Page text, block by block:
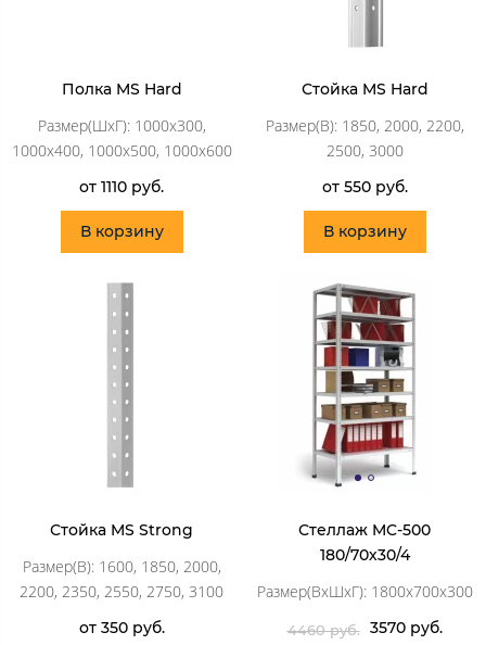
Полка MS Hard
Размер(ШхГ): 1000x300,
1000x400, 1000x500, 1000x600
от 1110 руб.
В корзину
Стойка MS Hard
Размер(В): 1850, 2000, 2200,
2500, 3000
от 550 руб.
В корзину
Стойка MS Strong
Размер(В): 1600, 1850, 2000,
2200, 2350, 2550, 2750, 3100
от 350 руб.
Стеллаж MC-500
180/70х30/4
Размер(ВхШхГ): 1800х700х300
4460 руб. 3570 руб.